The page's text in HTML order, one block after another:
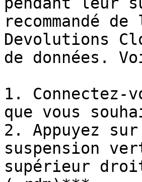
recommandé
Devolutions
de données.
1.
que vous
2. Appuyez
suspension
supérieur